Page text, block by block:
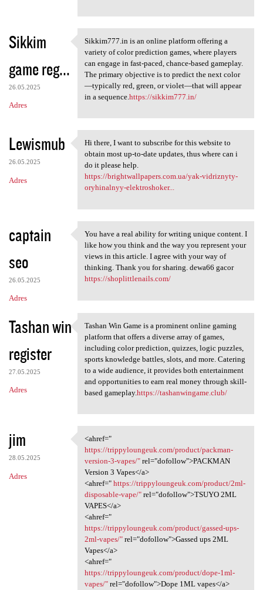
Sikkim
game reg...
26.05.2025
Adres
Sikkim777.in is an online
Sikkim777.in is an online platform offering a
variety of color prediction games, where players
can engage in fast-paced, chance-based gameplay.
The primary objective is to predict the next color
—typically red, green, or violet—that will appear
in a sequence. https://sikkim777.in/
Lewismub
26.05.2025
Adres
Hi there, I want to subscribe
Hi there, I want to subscribe for this website to
obtain most up-to-date updates, thus where can i
do it please help.
https://brightwallpapers.com.ua/yak-vidriznyty-
oryhinalnyy-elektroshoker...
captain
seo
26.05.2025
Adres
You have a real ability for
You have a real ability for writing unique content. I
like how you think and the way you represent your
views in this article. I agree with your way of
thinking. Thank you for sharing. dewa66 gacor
https://shoplittlenails.com/
Tashan win
register
27.05.2025
Adres
Tashan Win Game is a
Tashan Win Game is a prominent online gaming
platform that offers a diverse array of games,
including color prediction, quizzes, logic puzzles,
sports knowledge battles, slots, and more. Catering
to a wide audience, it provides both entertainment
and opportunities to earn real money through skill-
based gameplay.https://tashanwingame.club/
jim
28.05.2025
Adres
<ahref=" https:/
<ahref="
https://trippyloungeuk.com/product/packman-
version-3-vapes/"rel="dofollow">PACKMAN
Version 3 Vapes</a>
<ahref=" https://trippyloungeuk.com/product/2ml-
disposable-vape/"rel="dofollow">TSUYO 2ML
VAPES</a>
<ahref="
https://trippyloungeuk.com/product/gassed-ups-
2ml-vapes/"rel="dofollow">Gassed ups 2ML
Vapes</a>
<ahref="
https://trippyloungeuk.com/product/dope-1ml-
vapes/"rel="dofollow">Dope 1ML vapes</a>